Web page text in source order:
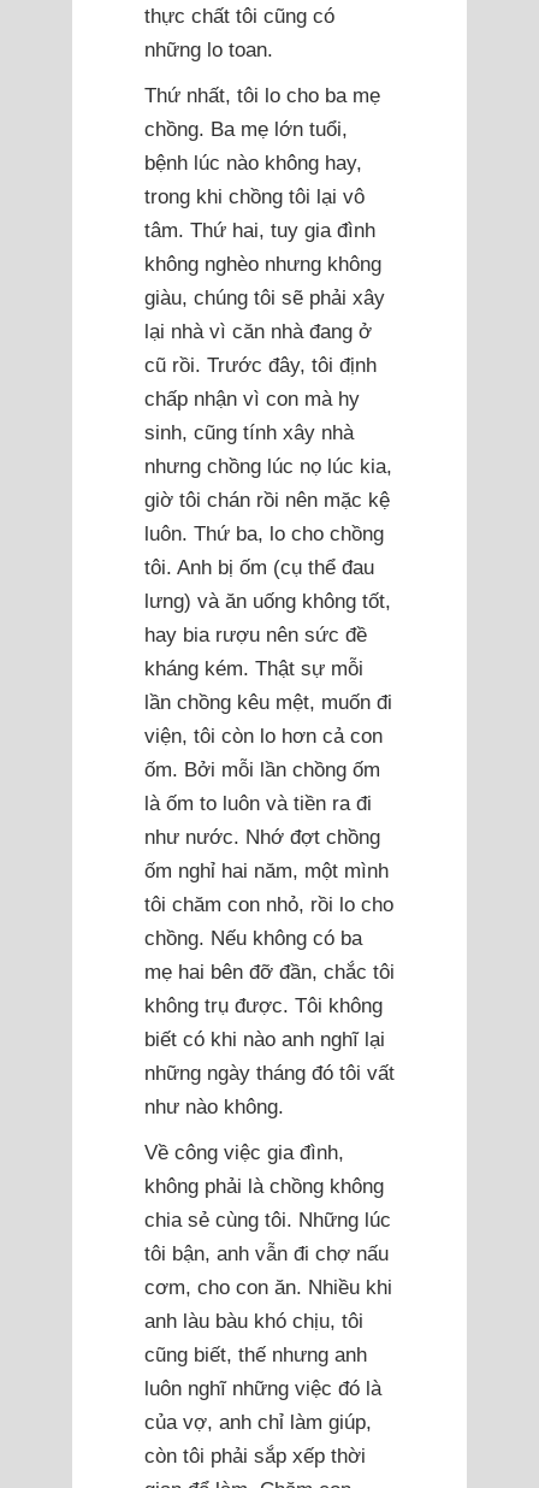
thực chất tôi cũng có
những lo toan.
Thứ nhất, tôi lo cho ba mẹ
chồng. Ba mẹ lớn tuổi,
bệnh lúc nào không hay,
trong khi chồng tôi lại vô
tâm. Thứ hai, tuy gia đình
không nghèo nhưng không
giàu, chúng tôi sẽ phải xây
lại nhà vì căn nhà đang ở
cũ rồi. Trước đây, tôi định
chấp nhận vì con mà hy
sinh, cũng tính xây nhà
nhưng chồng lúc nọ lúc kia,
giờ tôi chán rồi nên mặc kệ
luôn. Thứ ba, lo cho chồng
tôi. Anh bị ốm (cụ thể đau
lưng) và ăn uống không tốt,
hay bia rượu nên sức đề
kháng kém. Thật sự mỗi
lần chồng kêu mệt, muốn đi
viện, tôi còn lo hơn cả con
ốm. Bởi mỗi lần chồng ốm
là ốm to luôn và tiền ra đi
như nước. Nhớ đợt chồng
ốm nghỉ hai năm, một mình
tôi chăm con nhỏ, rồi lo cho
chồng. Nếu không có ba
mẹ hai bên đỡ đần, chắc tôi
không trụ được. Tôi không
biết có khi nào anh nghĩ lại
những ngày tháng đó tôi vất
như nào không.
Về công việc gia đình,
không phải là chồng không
chia sẻ cùng tôi. Những lúc
tôi bận, anh vẫn đi chợ nấu
cơm, cho con ăn. Nhiều khi
anh làu bàu khó chịu, tôi
cũng biết, thế nhưng anh
luôn nghĩ những việc đó là
của vợ, anh chỉ làm giúp,
còn tôi phải sắp xếp thời